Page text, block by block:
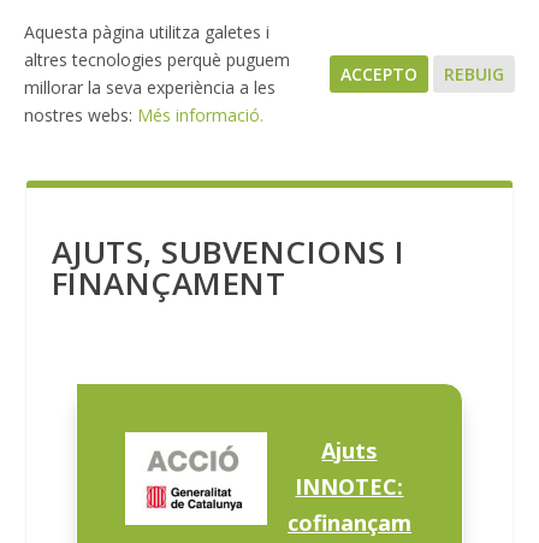
AJUTS, SUBVENCIONS I
FINANÇAMENT
Ajuts
INNOTEC:
cofinançam
Aquesta pàgina utilitza galetes i
altres tecnologies perquè puguem
millorar la seva experiència a les
nostres webs: Més informació.
ACCEPTO REBUIG